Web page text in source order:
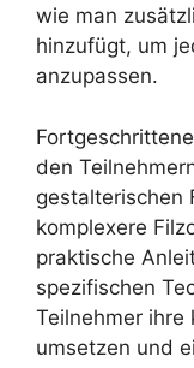
wie man
hinzufügt, um
anzupassen.
den
gestalterischen
komplexere
praktische
spezifischen
Teilnehmer ihre
umsetzen und